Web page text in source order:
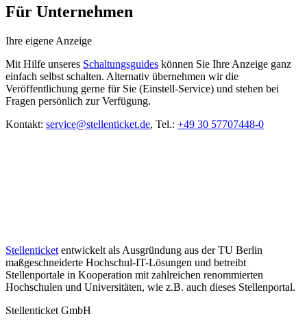
Für Unternehmen
Ihre eigene Anzeige
Mit Hilfe unseres Schaltungsguides können Sie Ihre Anzeige ganz
einfach selbst schalten. Alternativ übernehmen wir die
Veröffentlichung gerne für Sie (Einstell-Service) und stehen bei
Fragen persönlich zur Verfügung.
Kontakt: service@stellenticket.de, Tel.: +49 30 57707448-0
Stellenticket entwickelt als Ausgründung aus der TU Berlin
maßgeschneiderte Hochschul-IT-Lösungen und betreibt
Stellenportale in Kooperation mit zahlreichen renommierten
Hochschulen und Universitäten, wie z.B. auch dieses Stellenportal.
Stellenticket GmbH